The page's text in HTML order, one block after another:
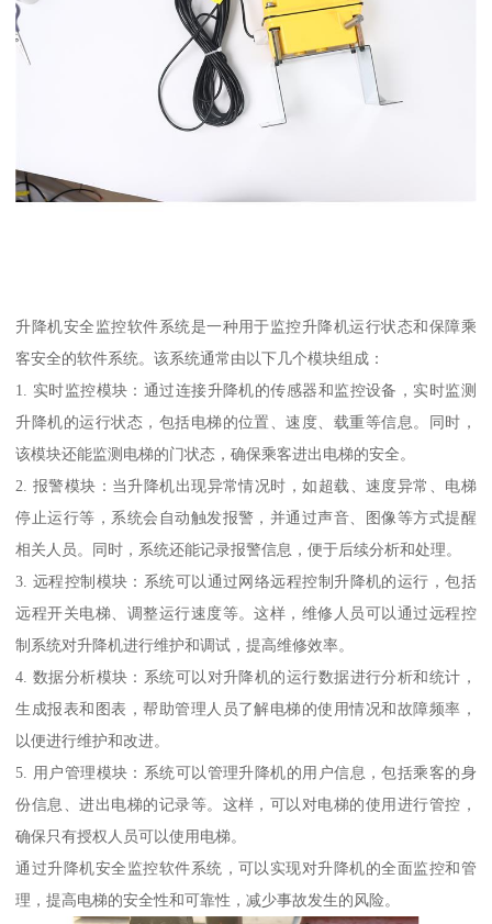
升降机安全监控软件系统是一种用于监控升降机运行状态和保障乘
客安全的软件系统。该系统通常由以下几个模块组成：
1. 实时监控模块：通过连接升降机的传感器和监控设备，实时监测
升降机的运行状态，包括电梯的位置、速度、载重等信息。同时，
该模块还能监测电梯的门状态，确保乘客进出电梯的安全。
2. 报警模块：当升降机出现异常情况时，如超载、速度异常、电梯
停止运行等，系统会自动触发报警，并通过声音、图像等方式提醒
相关人员。同时，系统还能记录报警信息，便于后续分析和处理。
3. 远程控制模块：系统可以通过网络远程控制升降机的运行，包括
远程开关电梯、调整运行速度等。这样，维修人员可以通过远程控
制系统对升降机进行维护和调试，提高维修效率。
4. 数据分析模块：系统可以对升降机的运行数据进行分析和统计，
生成报表和图表，帮助管理人员了解电梯的使用情况和故障频率，
以便进行维护和改进。
5. 用户管理模块：系统可以管理升降机的用户信息，包括乘客的身
份信息、进出电梯的记录等。这样，可以对电梯的使用进行管控，
确保只有授权人员可以使用电梯。
通过升降机安全监控软件系统，可以实现对升降机的全面监控和管
理，提高电梯的安全性和可靠性，减少事故发生的风险。